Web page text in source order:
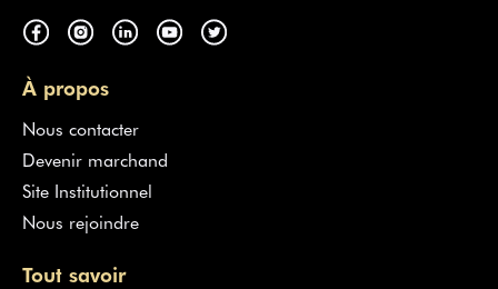
À propos
Nous contacter
Devenir marchand
Site Institutionnel
Nous rejoindre
Tout savoir